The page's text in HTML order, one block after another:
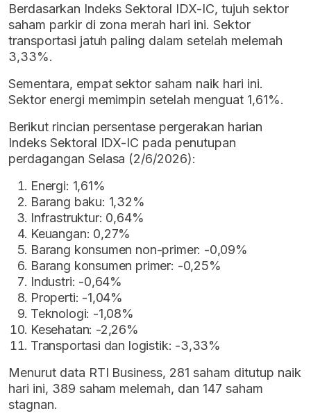
Berdasarkan Indeks Sektoral IDX-IC, tujuh sektor
saham parkir di zona merah hari ini. Sektor
transportasi jatuh paling dalam setelah melemah
3,33%.
Sementara, empat sektor saham naik hari ini.
Sektor energi memimpin setelah menguat 1,61%.
Berikut rincian persentase pergerakan harian
Indeks Sektoral IDX-IC pada penutupan
perdagangan Selasa (2/6/2026):
Energi: 1,61%
Barang baku: 1,32%
Infrastruktur: 0,64%
Keuangan: 0,27%
Barang konsumen non-primer: -0,09%
Barang konsumen primer: -0,25%
Industri: -0,64%
Properti: -1,04%
Teknologi: -1,08%
Kesehatan: -2,26%
Transportasi dan logistik: -3,33%
Menurut data RTI Business, 281 saham ditutup naik
hari ini, 389 saham melemah, dan 147 saham
stagnan.